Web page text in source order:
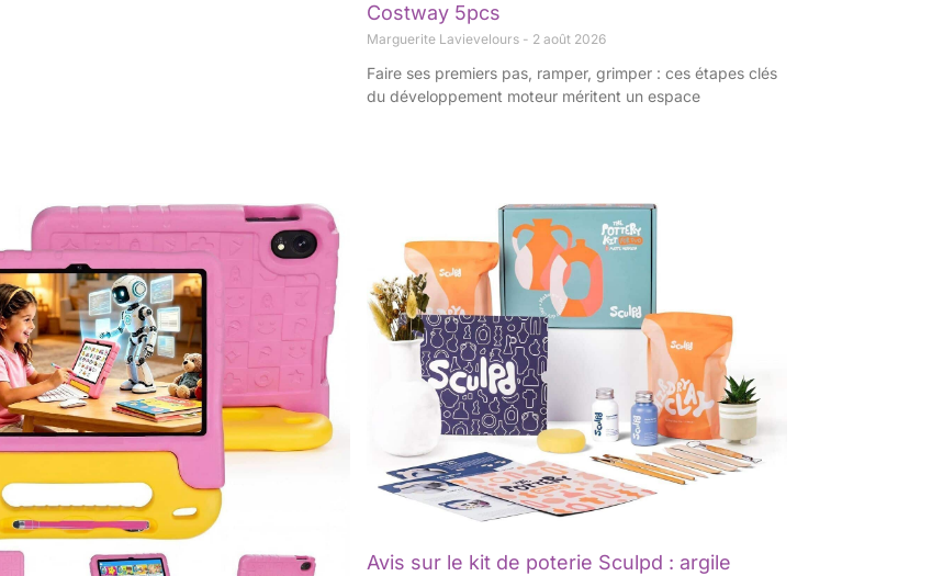
Costway 5pcs
Marguerite Lavievelours 2 août 2026
Faire ses premiers pas, ramper, grimper : ces étapes clés
du développement moteur méritent un espace
Avis sur le kit de poterie Sculpd : argile